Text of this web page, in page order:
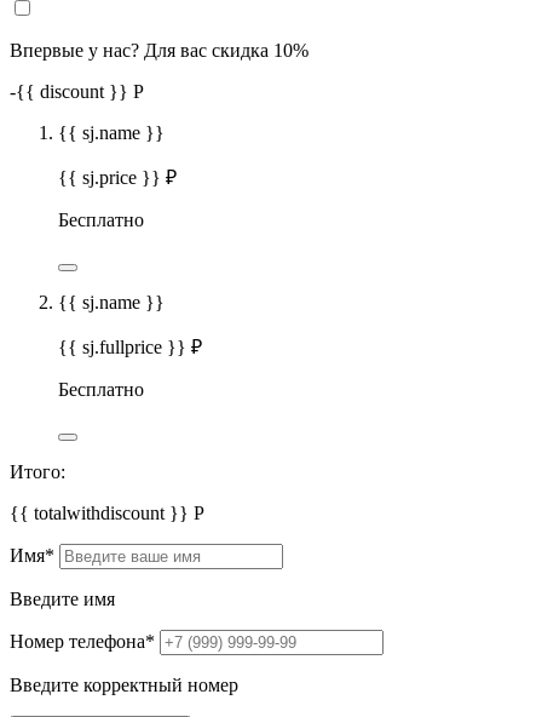
Впервые у нас? Для вас скидка 10%
-{{ discount }} Р
{{ sj.name }}
{{ sj.price }} ₽
Бесплатно
{{ sj.name }}
{{ sj.fullprice }} ₽
Бесплатно
Итого:
{{ totalwithdiscount }} Р
Имя*
Введите имя
Номер телефона*
Введите корректный номер